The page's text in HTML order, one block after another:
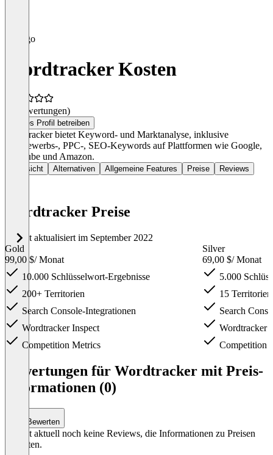
Wordtracker Kosten
(0 Bewertungen)
Dieses Profil betreiben
Wordtracker bietet Keyword- und Marktanalyse, inklusive
Wettbewerbs-, PPC-, SEO-Keywords auf Plattformen wie Google,
YouTube und Amazon.
Übersicht Alternativen Allgemeine Features Preise Reviews
Wordtracker Preise
Zuletzt aktualisiert im September 2022
Gold
99,00 $/ Monat
10.000 Schlüsselwort-Ergebnisse
200+ Territorien
Search Console-Integrationen
Wordtracker Inspect
Competition Metrics
Silver
69,00 $/ Monat
5.000
15 Territorien
Search
Wordtracker
Competition
Bewertungen für Wordtracker mit Preis-
Informationen (0)
Bewerten
Es gibt aktuell noch keine Reviews, die Informationen zu Preisen
enthalten.